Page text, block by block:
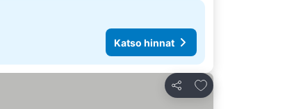
Katso hinnat
Jaa
Lisää suosikkeihin